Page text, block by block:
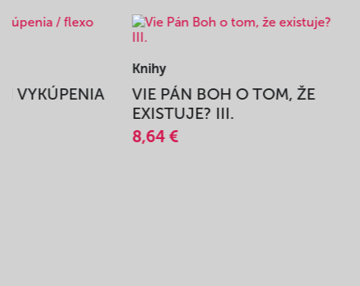
VYKÚPENIA
Knihy
VIE PÁN BOH O TOM, ŽE
EXISTUJE? III.
8,64 €